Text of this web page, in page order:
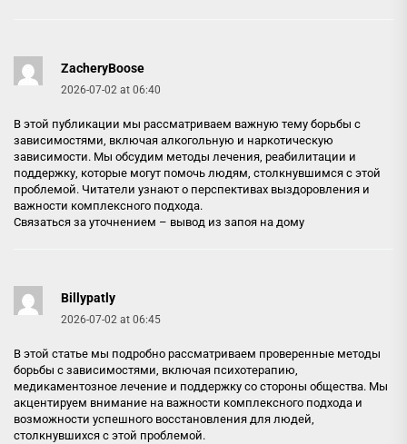
ZacheryBoose
2026-07-02 at 06:40
В этой публикации мы рассматриваем важную тему борьбы с
зависимостями, включая алкогольную и наркотическую
зависимости. Мы обсудим методы лечения, реабилитации и
поддержку, которые могут помочь людям, столкнувшимся с этой
проблемой. Читатели узнают о перспективах выздоровления и
важности комплексного подхода.
Связаться за уточнением – вывод из запоя на дому
Billypatly
2026-07-02 at 06:45
В этой статье мы подробно рассматриваем проверенные методы
борьбы с зависимостями, включая психотерапию,
медикаментозное лечение и поддержку со стороны общества. Мы
акцентируем внимание на важности комплексного подхода и
возможности успешного восстановления для людей,
столкнувшихся с этой проблемой.